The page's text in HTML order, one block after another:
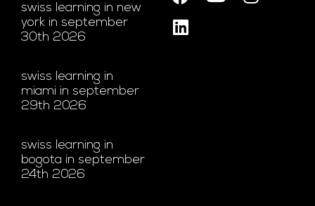
swiss learning in new
york in september
30th 2026
swiss learning in
miami in september
29th 2026
swiss learning in
bogota in september
24th 2026